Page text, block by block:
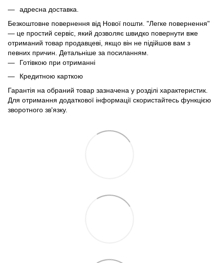
адресна доставка.
Безкоштовне повернення від Нової пошти. "Легке повернення"
— це простий сервіс, який дозволяє швидко повернути вже
отриманий товар продавцеві, якщо він не підійшов вам з
певних причин. Детальніше за посиланням
Готівкою при отриманні
Кредитною карткою
Гарантія на обраний товар зазначена у розділі характеристик.
Для отримання додаткової інформації скористайтесь функцією
зворотного зв'язку.